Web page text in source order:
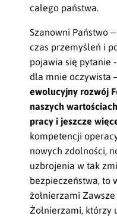
całego państwa.
Szanowni Państwo
czas przemyśleń i
pojawia się pytanie
dla mnie oczywista
ewolucyjny rozwój
naszych
pracy i jeszcze
kompetencji
nowych zdolności,
uzbrojenia w tak
bezpieczeństwa, to
żołnierzami
Żołnierzami, którzy